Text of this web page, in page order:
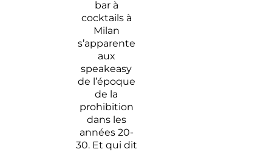
bar à
cocktails à
Milan
s’apparente
aux
speakeasy
de l’époque
de la
prohibition
dans les
années 20-
30. Et qui dit